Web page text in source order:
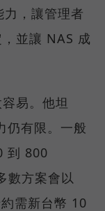
，讓管理者
並讓 NAS 成
易。他坦
仍有限。一般
到 800
數方案會以
需新台幣 10